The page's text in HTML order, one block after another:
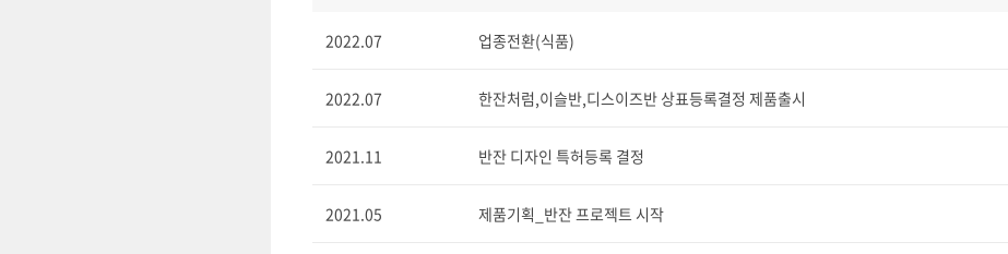
2022.07 업종전환(식품)
2022.07 한잔처럼,이슬반,디스이즈반 상표등록결정 제품출시
2021.11 반잔 디자인 특허등록 결정
2021.05 제품기획_반잔 프로젝트 시작